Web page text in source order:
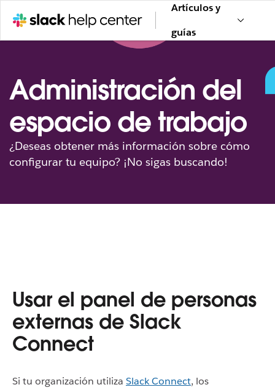
Artículos y
guías
Administración del
espacio de trabajo
¿Deseas obtener más información sobre cómo
configurar tu equipo? ¡No sigas buscando!
Usar el panel de personas
externas de Slack
Connect
Si tu organización utiliza Slack Connect, los